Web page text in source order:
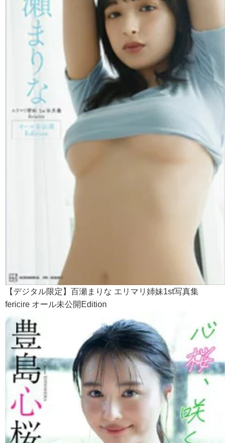
【デジタル限定】百瀬まりな エリマリ姉妹1st写真集
fericire オール未公開Edition